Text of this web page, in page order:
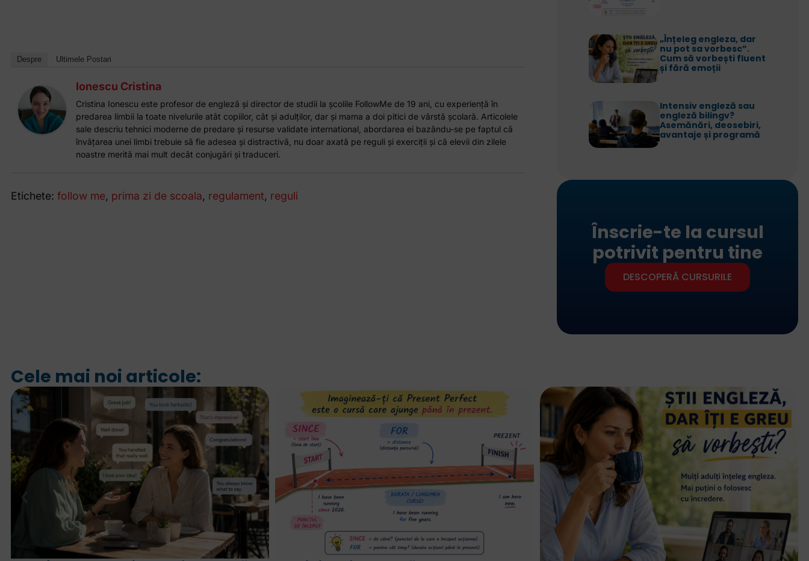
Despre Ultimele Postari
Ionescu Cristina
Cristina Ionescu este profesor de engleză și director de studii la școlile FollowMe de 19 ani, cu experiență în
predarea limbii la toate nivelurile atât copiilor, cât și adulților, dar și mama a doi pitici de vârstă școlară. Articolele
sale descriu tehnici moderne de predare și resurse validate international, abordarea ei bazându-se pe faptul că
învățarea unei limbi trebuie să fie adesea și distractivă, nu doar axată pe reguli și exerciții și că elevii din zilele
noastre merită mai mult decât conjugări și traduceri.
Etichete: follow me, prima zi de scoala, regulament, reguli
„Înțeleg engleza, dar
nu pot sa vorbesc”.
Cum să vorbești fluent
și fără emoții
Intensiv engleză sau
engleză bilingv?
Asemănări, deosebiri,
avantaje și programă
Înscrie-te la cursul
potrivit pentru tine
DESCOPERĂ CURSURILE
Cele mai noi articole: